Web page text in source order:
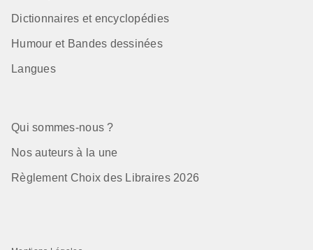
Dictionnaires et encyclopédies
Humour et Bandes dessinées
Langues
Qui sommes-nous ?
Nos auteurs à la une
Règlement Choix des Libraires 2026